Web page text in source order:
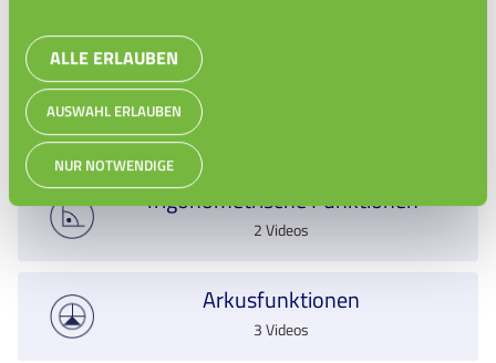
ALLE ERLAUBEN
AUSWAHL ERLAUBEN
NUR NOTWENDIGE
Einführung Grad und Radianten
Trigonometrische Funktionen
2 Videos
Arkusfunktionen
3 Videos